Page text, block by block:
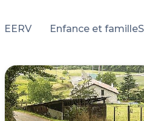
EERV Enfance et familleS